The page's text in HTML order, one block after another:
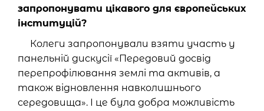
запропонувати цікавого для європейських
інституцій?
Колеги запропонували взяти участь у
панельній дискусії «Передовий досвід
перепрофілювання землі та активів, а
також відновлення навколишнього
середовища». І це була добра можливість